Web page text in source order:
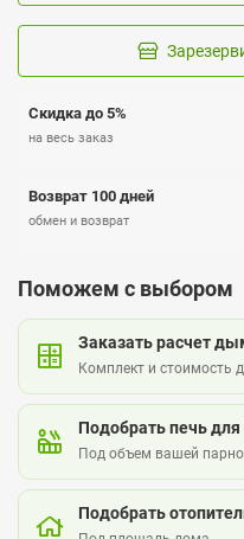
Скидка до 5%
на весь заказ
Возврат 100 дней
обмен и возврат
Поможем с выбором
Заказать расчет
Комплект и стоимость
Подобрать печь для
Под объем вашей
Подобрать